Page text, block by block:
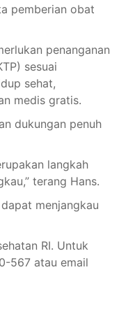
pemberian obat
penanganan
sesuai
sehat,
medis gratis.
dukungan penuh
langkah
terang Hans.
menjangkau
RI. Untuk
567 atau email